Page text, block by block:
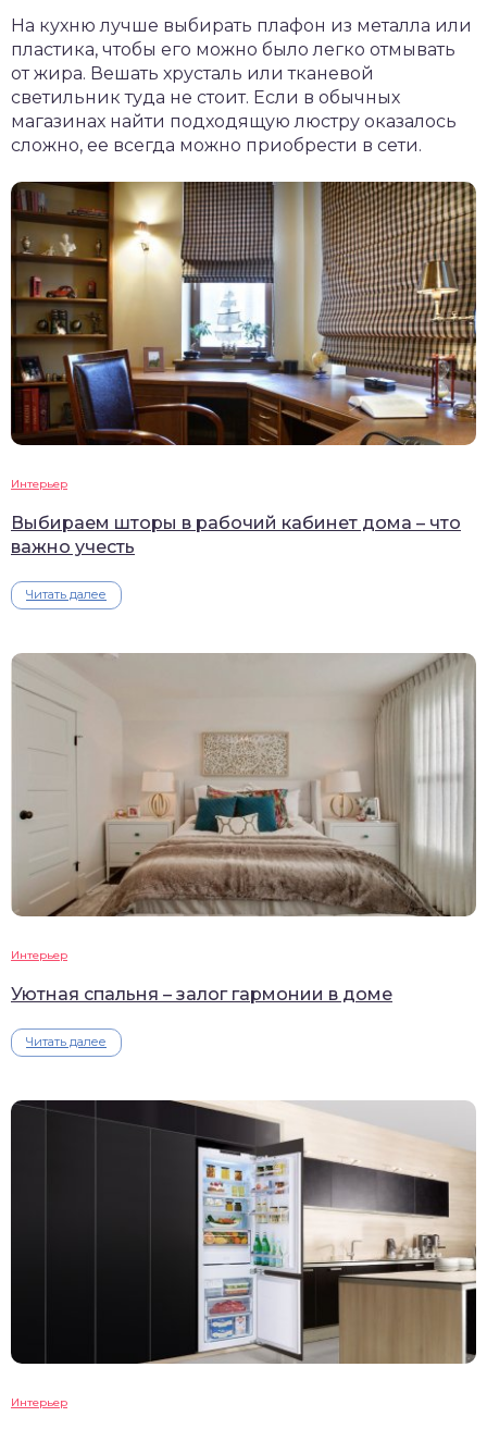
На кухню лучше выбирать плафон из металла или
пластика, чтобы его можно было легко отмывать
от жира. Вешать хрусталь или тканевой
светильник туда не стоит. Если в обычных
магазинах найти подходящую люстру оказалось
сложно, ее всегда можно приобрести в сети.
Интерьер
Выбираем шторы в рабочий кабинет дома – что
важно учесть
Читать далее
Интерьер
Уютная спальня – залог гармонии в доме
Читать далее
Интерьер